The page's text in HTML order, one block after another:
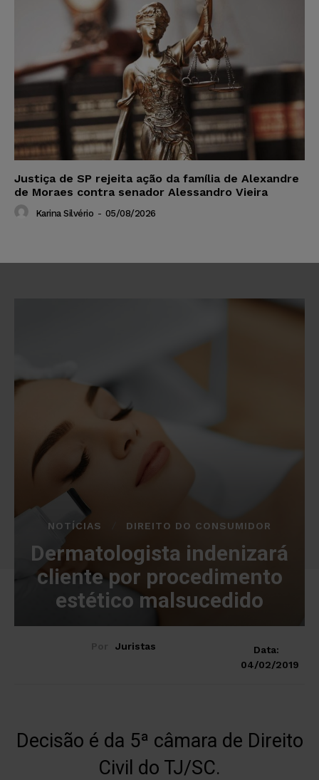
Justiça de SP rejeita ação da família de Alexandre
de Moraes contra senador Alessandro Vieira
Karina Silvério - 05/08/2026